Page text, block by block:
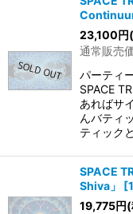
23,100 円
通常販売
パーティ
SPACE
あればサ
んバティ
ティック
SPACE
Shiva」
[
19,775円